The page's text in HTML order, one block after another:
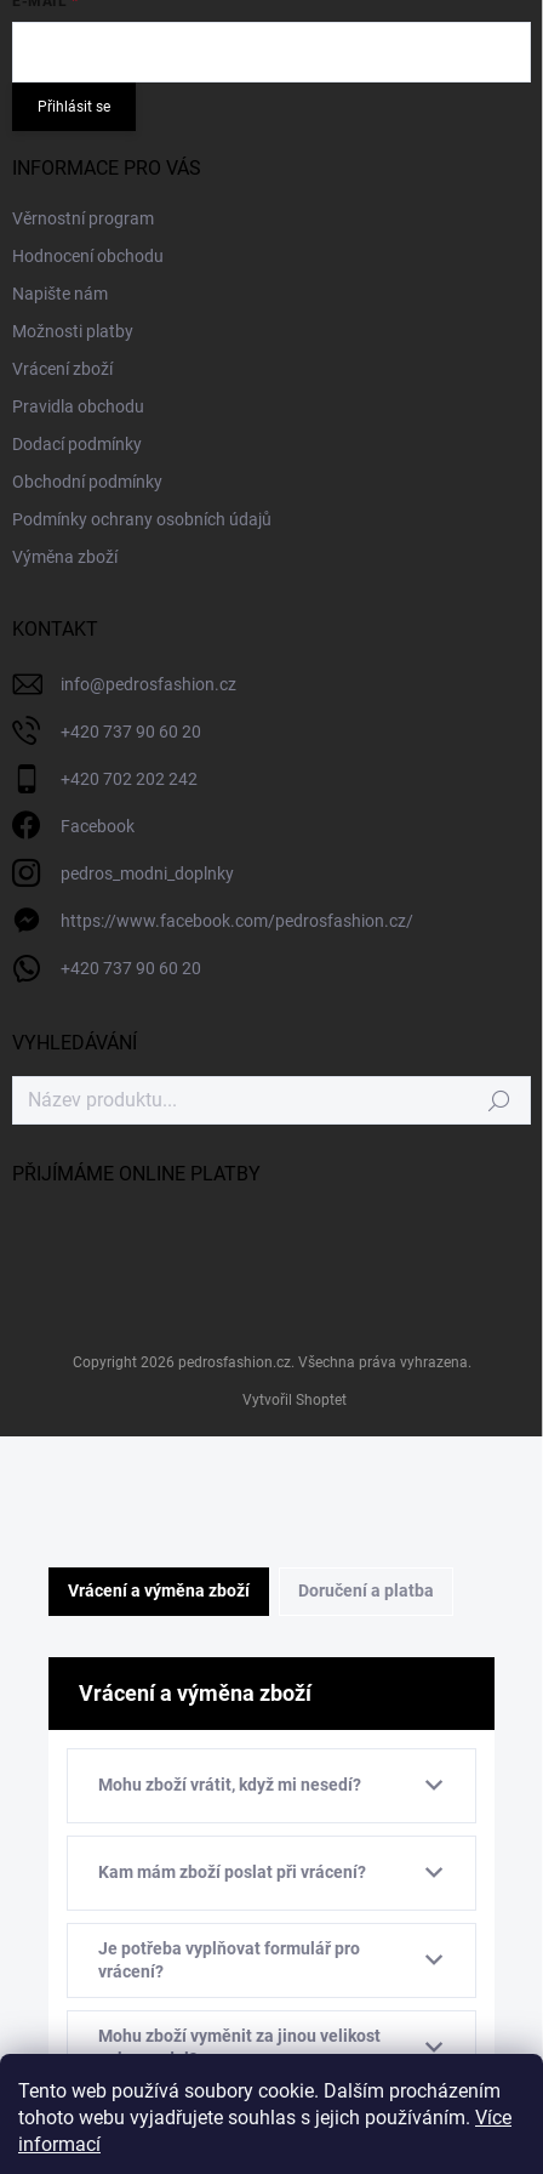
Tento web používá soubory cookie. Dalším procházením
tohoto webu vyjadřujete souhlas s jejich používáním. Více
informací
Přihlásit se
INFORMACE PRO VÁS
Věrnostní program
Hodnocení obchodu
Napište nám
Možnosti platby
Vrácení zboží
Pravidla obchodu
Dodací podmínky
Obchodní podmínky
Podmínky ochrany osobních údajů
Výměna zboží
KONTAKT
info@pedrosfashion.cz
+420 737 90 60 20
+420 702 202 242
Facebook
pedros_modni_doplnky
https://www.facebook.com/pedrosfashion.cz/
+420 737 90 60 20
VYHLEDÁVÁNÍ
Hledat
PŘIJÍMÁME ONLINE PLATBY
Vytvořil Shoptet
Copyright 2026 pedrosfashion.cz. Všechna práva vyhrazena.
Vrácení a výměna zboží Doručení a platba
Vrácení a výměna zboží
Mohu zboží vrátit, když mi nesedí?
Kam mám zboží poslat při vrácení?
Je potřeba vyplňovat formulář pro
vrácení?
Mohu zboží vyměnit za jinou velikost
nebo model?
Kolik stojí výměna zboží?